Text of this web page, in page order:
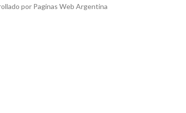
por Paginas Web Argentina